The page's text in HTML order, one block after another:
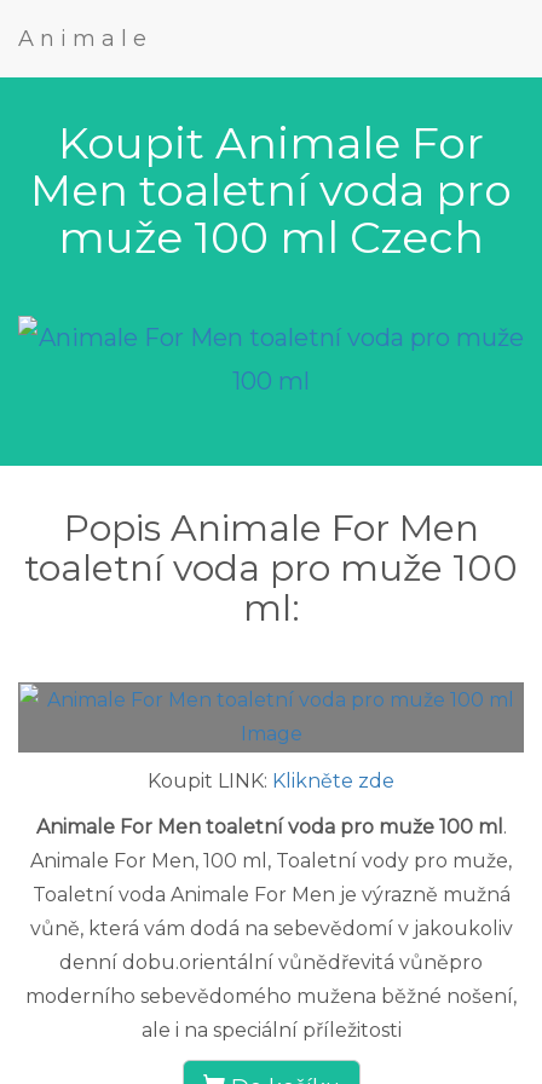
Animale
Koupit Animale For
Men toaletní voda pro
muže 100 ml Czech
Popis Animale For Men
toaletní voda pro muže 100
ml:
Koupit LINK: Klikněte zde
Animale For Men toaletní voda pro muže 100 ml .
Animale For Men, 100 ml, Toaletní vody pro muže,
Toaletní voda Animale For Men je výrazně mužná
vůně, která vám dodá na sebevědomí v jakoukoliv
denní dobu.orientální vůnědřevitá vůněpro
moderního sebevědomého mužena běžné nošení,
ale i na speciální příležitosti